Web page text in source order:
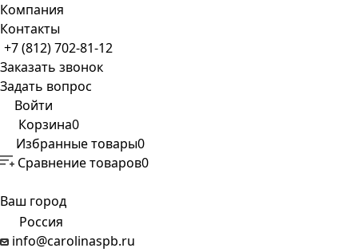
Компания
Контакты
+7 (812) 702-81-12
Заказать звонок
Задать вопрос
Войти
Корзина0
Избранные товары0
Сравнение товаров0
Ваш город
Россия
info@carolinaspb.ru